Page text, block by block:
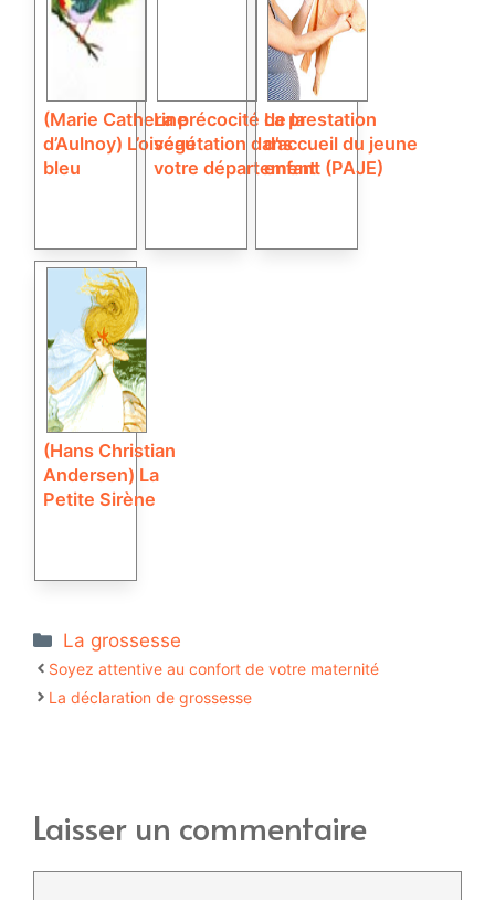
(Marie Catherine
d’Aulnoy) L’oiseau
bleu
La précocité de la
végétation dans
votre département
La prestation
d’accueil du jeune
enfant (PAJE)
(Hans Christian
Andersen) La
Petite Sirène
Catégories
La grossesse
Soyez attentive au confort de votre maternité
La déclaration de grossesse
Laisser un commentaire